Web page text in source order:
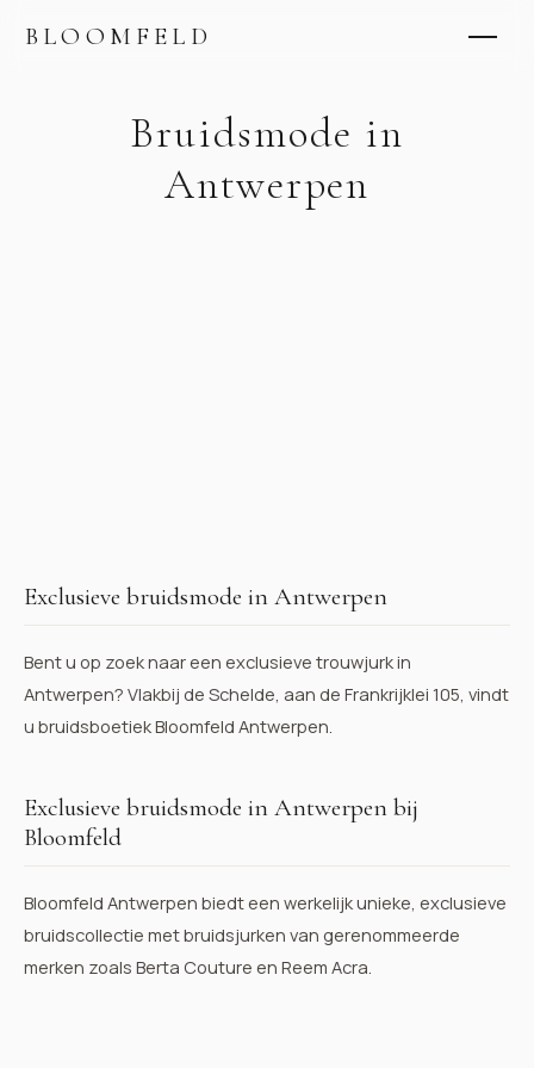
BLOOMFELD
Bruidsmode in
Antwerpen
Exclusieve bruidsmode in Antwerpen
Bent u op zoek naar een exclusieve trouwjurk in
Antwerpen? Vlakbij de Schelde, aan de Frankrijklei 105, vindt
u bruidsboetiek Bloomfeld Antwerpen.
Exclusieve bruidsmode in Antwerpen bij
Bloomfeld
Bloomfeld Antwerpen biedt een werkelijk unieke, exclusieve
bruidscollectie met bruidsjurken van gerenommeerde
merken zoals Berta Couture en Reem Acra.